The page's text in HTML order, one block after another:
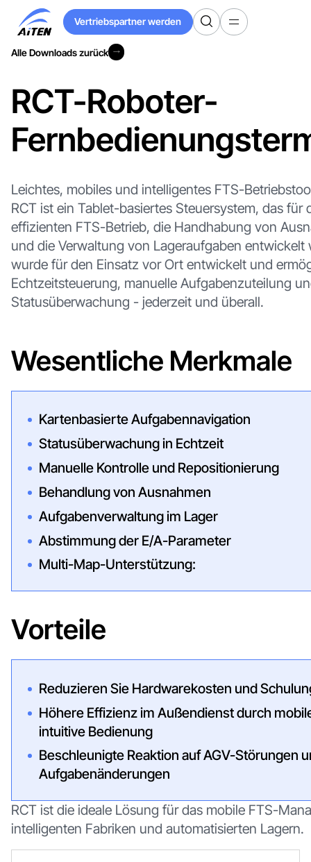
Vertriebspartner werden
Vertriebspartner werden
Alle Downloads zurück
RCT-Roboter-
Leichtes, mobiles und intelligentes FTS-
RCT ist ein Tablet-basiertes Steuersystem, das für
effizienten FTS-Betrieb, die Handhabung von
und die Verwaltung von Lageraufgaben entwickelt
wurde für den Einsatz vor Ort entwickelt und
Echtzeitsteuerung, manuelle Aufgabenzuteilung
Statusüberwachung - jederzeit und überall.
Wesentliche Merkmale
Kartenbasierte Aufgabennavigation
Statusüberwachung in Echtzeit
Manuelle Kontrolle und Repositionierung
Behandlung von Ausnahmen
Aufgabenverwaltung im Lager
Abstimmung der E/A-Parameter
Multi-Map-Unterstützung:
Vorteile
Reduzieren Sie Hardwarekosten und
Höhere Effizienz im Außendienst durch
intuitive Bedienung
Beschleunigte Reaktion auf AGV-Störungen
Aufgabenänderungen
RCT ist die ideale Lösung für das mobile FTS-
intelligenten Fabriken und automatisierten Lagern.